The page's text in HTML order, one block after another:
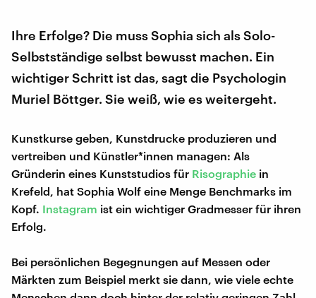
Ihre Erfolge? Die muss Sophia sich als Solo-
Selbstständige selbst bewusst machen. Ein
wichtiger Schritt ist das, sagt die Psychologin
Muriel Böttger. Sie weiß, wie es weitergeht.
Kunstkurse geben, Kunstdrucke produzieren und
vertreiben und Künstler*innen managen: Als
Gründerin eines Kunststudios für Risographie in
Krefeld, hat Sophia Wolf eine Menge Benchmarks im
Kopf. Instagram ist ein wichtiger Gradmesser für ihren
Erfolg.
Bei persönlichen Begegnungen auf Messen oder
Märkten zum Beispiel merkt sie dann, wie viele echte